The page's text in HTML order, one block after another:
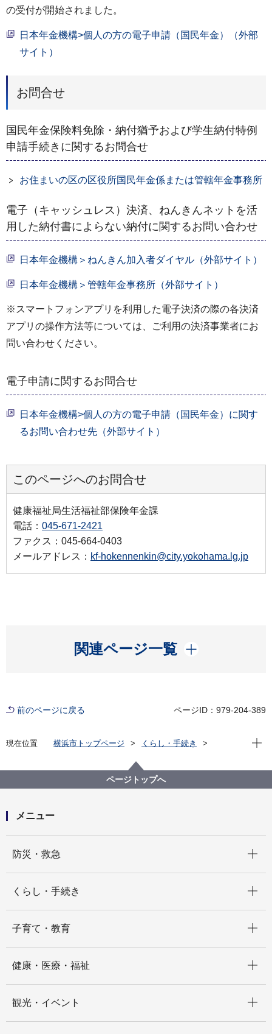
の受付が開始されました。
日本年金機構>個人の方の電子申請（国民年金）（外部
サイト）
お問合せ
国民年金保険料免除・納付猶予および学生納付特例
申請手続きに関するお問合せ
お住まいの区の区役所国民年金係または管轄年金事務所
電子（キャッシュレス）決済、ねんきんネットを活
用した納付書によらない納付に関するお問い合わせ
日本年金機構＞ねんきん加入者ダイヤル（外部サイト）
日本年金機構＞管轄年金事務所（外部サイト）
※スマートフォンアプリを利用した電子決済の際の各決済
アプリの操作方法等については、ご利用の決済事業者にお
問い合わせください。
電子申請に関するお問合せ
日本年金機構>個人の方の電子申請（国民年金）に関す
るお問い合わせ先（外部サイト）
このページへのお問合せ
健康福祉局生活福祉部保険年金課
電話： 045-671-2421
ファクス：045-664-0403
メールアドレス： kf-hokennenkin@city.yokohama.lg.jp
関連ページ一覧
開く
前のページに戻る ページID：979-204-389
現在位置 横浜市トップページ
くらし・手続き
【新着情報】国民年金の付加保険料と産前産後免除に
関する電子申請を開始しました
現在
ページトップへ
メニュー
防災・救急
くらし・手続き
子育て・教育
健康・医療・福祉
観光・イベント